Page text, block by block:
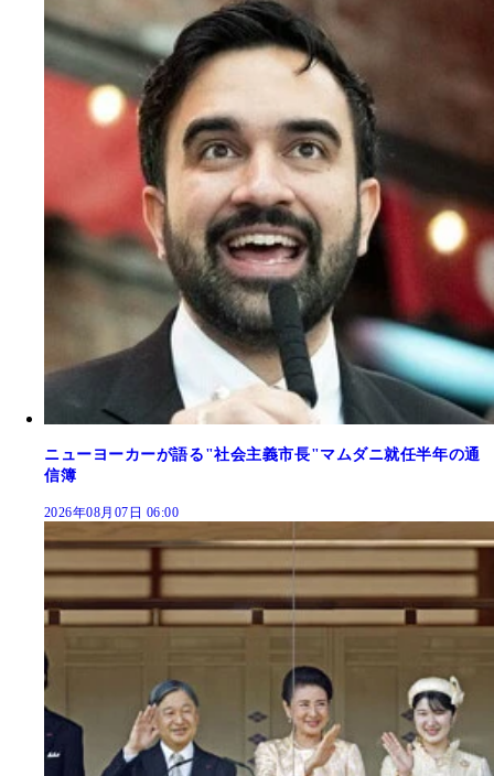
ニューヨーカーが語る"社会主義市長"マムダニ就任半年の通
信簿
2026年08月07日 06:00